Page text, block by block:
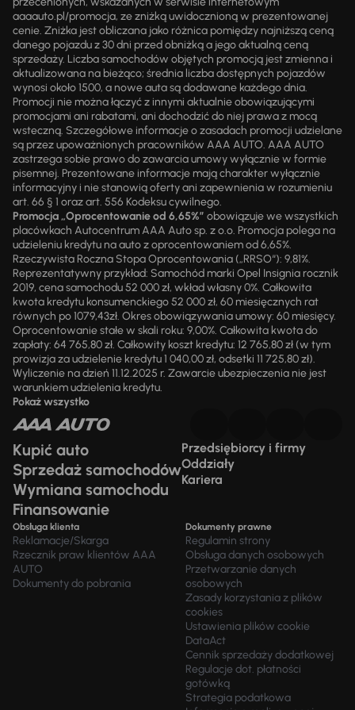
aaaauto.pl/promocja, ze zniżką uwidocznioną w prezentowanej
cenie. Zniżka jest obliczana jako różnica pomiędzy najniższą ceną
danego pojazdu z 30 dni przed obniżką a jego aktualną ceną
sprzedaży. Liczba samochodów objętych promocją jest zmienna i
aktualizowana na bieżąco; średnia liczba dostępnych pojazdów
wynosi około 1500, a nowe auta są dodawane każdego dnia.
Promocji nie można łączyć z innymi aktualnie obowiązującymi
promocjami ani rabatami, ani dochodzić do niej prawa z mocą
wsteczną. Szczegółowe informacje o zasadach promocji udzielane
są przez upoważnionych pracowników AAA AUTO. AAA AUTO
zastrzega sobie prawo do zawarcia umowy wyłącznie w formie
pisemnej. Prezentowane informacje mają charakter wyłącznie
informacyjny i nie stanowią oferty ani zapewnienia w rozumieniu
art. 66 § 1 oraz art. 556 Kodeksu cywilnego.
Promocja „Oprocentowanie od 6,65%” obowiązuje we wszystkich
placówkach Autocentrum AAA Auto sp. z o.o. Promocja polega na
udzieleniu kredytu na auto z oprocentowaniem od 6,65%.
Rzeczywista Roczna Stopa Oprocentowania („RRSO“): 9,81%.
Reprezentatywny przykład: Samochód marki Opel Insignia rocznik
2019, cena samochodu 52 000 zł, wkład własny 0%. Całkowita
kwota kredytu konsumenckiego 52 000 zł, 60 miesięcznych rat
równych po 1079,43zł. Okres obowiązywania umowy: 60 miesięcy.
Oprocentowanie stałe w skali roku: 9,00%. Całkowita kwota do
zapłaty: 64 765,80 zł. Całkowity koszt kredytu: 12 765,80 zł (w tym
prowizja za udzielenie kredytu 1 040,00 zł, odsetki 11 725,80 zł).
Wyliczenie na dzień 11.12.2025 r. Zawarcie ubezpieczenia nie jest
warunkiem udzielenia kredytu.
Pokaż wszystko
Kupić auto
Sprzedaż samochodów
Wymiana samochodu
Finansowanie
Przedsiębiorcy i firmy
Oddziały
Kariera
Obsługa klienta
Reklamacje/Skarga
Rzecznik praw klientów AAA
AUTO
Dokumenty do pobrania
Dokumenty prawne
Regulamin strony
Obsługa danych osobowych
Przetwarzanie danych
osobowych
Zasady korzystania z plików
cookies
Ustawienia plików cookie
DataAct
Cennik sprzedaży dodatkowej
Regulacje dot. płatności
gotówką
Strategia podatkowa